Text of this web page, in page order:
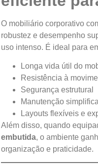
O mobiliário corporativo
robustez e desempenho
uso intenso. É ideal para
Longa vida útil do
Resistência à
Segurança estrutural
Manutenção
Layouts flexíveis e
Além disso, quando
embutida, o ambiente
organização e praticidade.